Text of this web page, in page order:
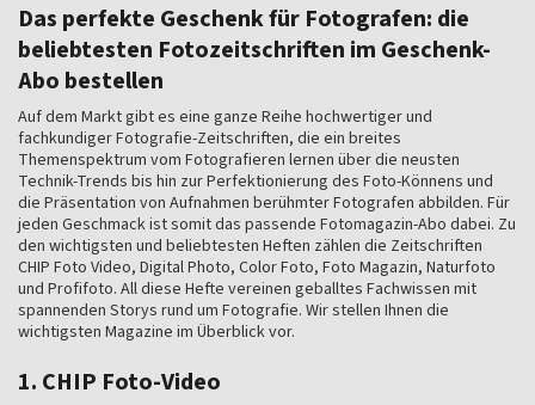
Das perfekte Geschenk für Fotografen: die
beliebtesten Fotozeitschriften im Geschenk-
Abo bestellen
Auf dem Markt gibt es eine ganze Reihe hochwertiger und
fachkundiger Fotografie-Zeitschriften, die ein breites
Themenspektrum vom Fotografieren lernen über die neusten
Technik-Trends bis hin zur Perfektionierung des Foto-Könnens und
die Präsentation von Aufnahmen berühmter Fotografen abbilden. Für
jeden Geschmack ist somit das passende Fotomagazin-Abo dabei. Zu
den wichtigsten und beliebtesten Heften zählen die Zeitschriften
CHIP Foto Video, Digital Photo, Color Foto, Foto Magazin, Naturfoto
und Profifoto. All diese Hefte vereinen geballtes Fachwissen mit
spannenden Storys rund um Fotografie. Wir stellen Ihnen die
wichtigsten Magazine im Überblick vor.
1. CHIP Foto-Video